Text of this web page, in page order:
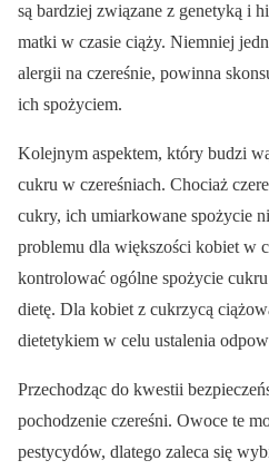
są bardziej związane z genetyką i
matki w czasie ciąży. Niemniej
alergii na czereśnie, powinna
ich spożyciem.
Kolejnym aspektem, który budzi
cukru w czereśniach. Chociaż
cukry, ich umiarkowane spożycie
problemu dla większości kobiet w
kontrolować ogólne spożycie
dietę. Dla kobiet z cukrzycą
dietetykiem w celu ustalenia
Przechodząc do kwestii
pochodzenie czereśni. Owoce te
pestycydów, dlatego zaleca się